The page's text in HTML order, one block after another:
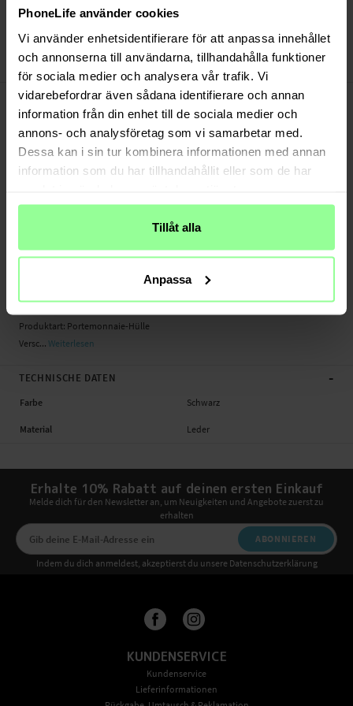
PhoneLife använder cookies
Vi använder enhetsidentifierare för att anpassa innehållet
och annonserna till användarna, tillhandahålla funktioner
för sociala medier och analysera vår trafik. Vi
vidarebefordrar även sådana identifierare och annan
information från din enhet till de sociala medier och
annons- och analysföretag som vi samarbetar med.
Dessa kan i sin tur kombinera informationen med annan
information som du har tillhandahållit eller som de har
Tillåt alla
Anpassa
Bezahle sicher via Klarna oder PayPal
30 Tage Rückgaberecht
Art number :31763 Mobique
PRODUKTBESCHREIBUNG
Diese stilechte Portemonnaie-Hülle aus Echtleder schützt dein Handy vor
unnötigen Gebrauchsspuren und Schäden. Dank der eingebauten
Standfunktion kannst du dir bequem Filme und Sportübertragungen ansehen.
Du bist unterwegs? Kein Problem! Diese Hülle bietet genug Platz für Karten und
- mit Fächern für Karten und Geldscheine
- Stilechte Hülle aus echtem Leder
Produktart: Portemonnaie-Hülle
Versc... Weiterlesen
TECHNISCHE DATEN -
Farbe Schwarz
Material Leder
Erhalte 10% Rabatt auf deinen ersten Einkauf
Melde dich für den Newsletter an, um Neuigkeiten und Angebote zuerst zu
erhalten
ABONNIEREN
Indem du dich anmeldest, akzeptierst du unsere Datenschutzerklärung
KUNDENSERVICE
Kundenservice
Lieferinformationen